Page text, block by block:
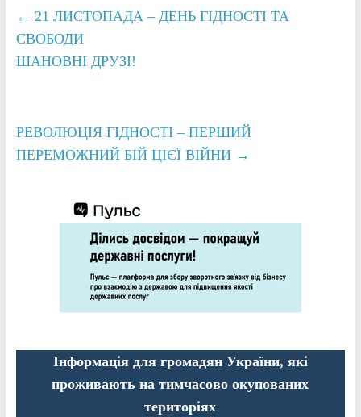
← 21 ЛИСТОПАДА – ДЕНЬ ГІДНОСТІ ТА
СВОБОДИ
ШАНОВНІ ДРУЗІ!
РЕВОЛЮЦІЯ ГІДНОСТІ – ПЕРШИЙ
ПЕРЕМОЖНИЙ БІЙ ЦІЄЇ ВІЙНИ →
Інформація для громадян України, які
проживають на тимчасово окупованих
територіях